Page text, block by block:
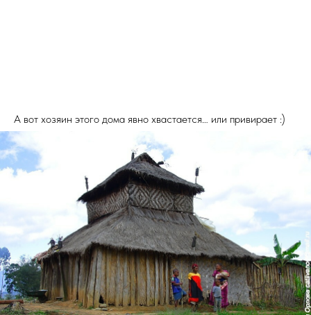
А вот хозяин этого дома явно хвастается… или привирает :)